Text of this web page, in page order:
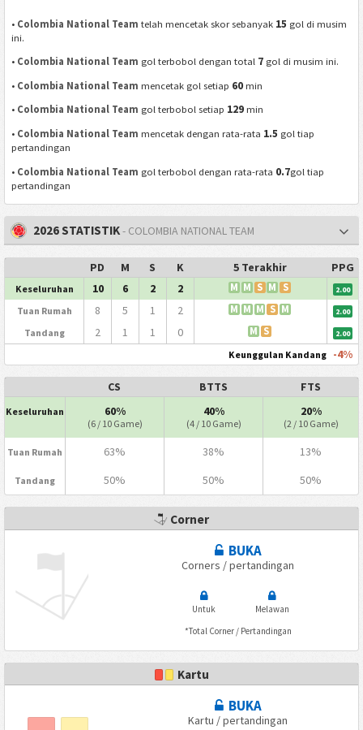
• Colombia National Team telah mencetak skor sebanyak 15 gol di musim
ini.
• Colombia National Team gol terbobol dengan total 7 gol di musim ini.
• Colombia National Team mencetak gol setiap 60 min
• Colombia National Team gol terbobol setiap 129 min
• Colombia National Team mencetak dengan rata-rata 1.5 gol tiap
pertandingan
• Colombia National Team gol terbobol dengan rata-rata 0.7gol tiap
pertandingan
2026 STATISTIK- COLOMBIA NATIONAL TEAM
PD M S K 5 Terakhir PPG
Keseluruhan 10 6 2 2 M M S M S 2.00
Tuan Rumah 8 5 1 2 M M M S M 2.00
Tandang 2 1 1 0 M S 2.00
Keunggulan Kandang -4%
CS BTTS FTS
Keseluruhan 60%
(6 / 10 Game)
40%
(4 / 10 Game)
20%
(2 / 10 Game)
Tuan Rumah 63% 38% 13%
Tandang 50% 50% 50%
Corner
BUKA
Corners / pertandingan
Untuk
Melawan
*Total Corner / Pertandingan
Kartu
BUKA
Kartu / pertandingan